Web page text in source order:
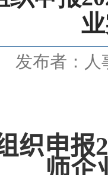
发布者：人
织申报